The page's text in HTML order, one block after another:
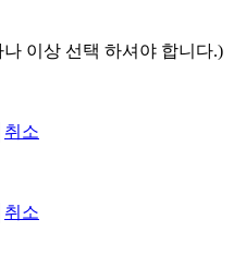
이상 선택 하셔야 합니다.)
취소
취소